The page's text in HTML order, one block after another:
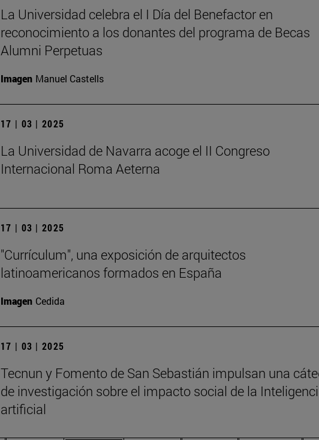
La Universidad celebra el I Día del Benefactor en
reconocimiento a los donantes del programa de Becas
Alumni Perpetuas
Imagen Manuel Castells
17 | 03 | 2025
La Universidad de Navarra acoge el II Congreso
Internacional Roma Aeterna
17 | 03 | 2025
"Currículum", una exposición de arquitectos
latinoamericanos formados en España
Imagen Cedida
17 | 03 | 2025
Tecnun y Fomento de San Sebastián impulsan una
de investigación sobre el impacto social de la
artificial